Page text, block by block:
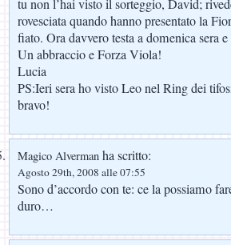
tu non l’hai visto il sorteggio, David;
rovesciata quando hanno presentato la
fiato. Ora davvero testa a domenica sera
Un abbraccio e Forza Viola!
Lucia
PS:Ieri sera ho visto Leo nel Ring dei
bravo!
Magico Alverman ha scritto:
Agosto 29th, 2008 alle 07:55
Sono d’accordo con te: ce la possiamo
duro…